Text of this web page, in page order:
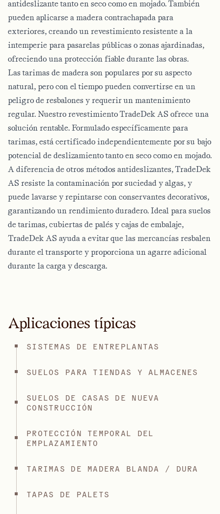
antideslizante tanto en seco como en mojado. También
pueden aplicarse a madera contrachapada para
exteriores, creando un revestimiento resistente a la
intemperie para pasarelas públicas o zonas ajardinadas,
ofreciendo una protección fiable durante las obras.
Las tarimas de madera son populares por su aspecto
natural, pero con el tiempo pueden convertirse en un
peligro de resbalones y requerir un mantenimiento
regular. Nuestro revestimiento TradeDek AS ofrece una
solución rentable. Formulado específicamente para
tarimas, está certificado independientemente por su bajo
potencial de deslizamiento tanto en seco como en mojado.
A diferencia de otros métodos antideslizantes, TradeDek
AS resiste la contaminación por suciedad y algas, y
puede lavarse y repintarse con conservantes decorativos,
garantizando un rendimiento duradero. Ideal para suelos
de tarimas, cubiertas de palés y cajas de embalaje,
TradeDek AS ayuda a evitar que las mercancías resbalen
durante el transporte y proporciona un agarre adicional
durante la carga y descarga.
Aplicaciones típicas
SISTEMAS DE ENTREPLANTAS
SUELOS PARA TIENDAS Y ALMACENES
SUELOS DE CASAS DE NUEVA
CONSTRUCCIÓN
PROTECCIÓN TEMPORAL DEL
EMPLAZAMIENTO
TARIMAS DE MADERA BLANDA / DURA
TAPAS DE PALETS